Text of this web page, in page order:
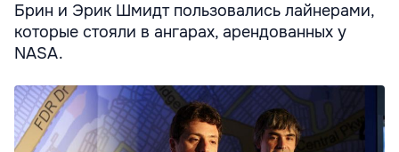
Брин и Эрик Шмидт пользовались лайнерами,
которые стояли в ангарах, арендованных у
NASA.